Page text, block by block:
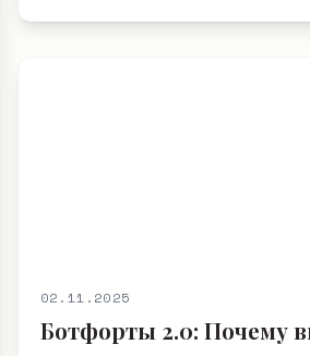
02.11.2025
Ботфорты 2.0: Почему